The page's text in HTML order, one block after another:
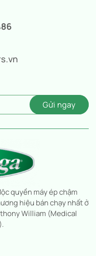
quyền máy ép chậm
hiệu bán chạy nhất ở
William (Medical